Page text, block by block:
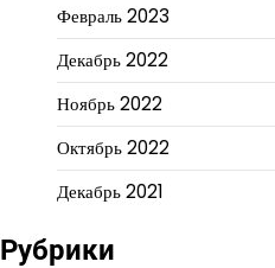
Февраль 2023
Декабрь 2022
Ноябрь 2022
Октябрь 2022
Декабрь 2021
Рубрики